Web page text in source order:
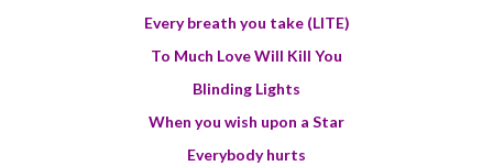
Every breath you take (LITE)
To Much Love Will Kill You
Blinding Lights
When you wish upon a Star
Everybody hurts